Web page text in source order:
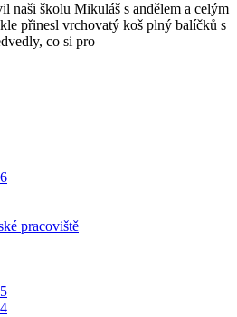
naši školu Mikuláš s andělem a celým
přinesl vrchovatý koš plný balíčků s
co si pro
pracoviště